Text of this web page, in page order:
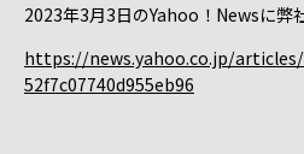
2023年3月3日のYahoo！Newsに弊
https://news.yahoo.co.jp/articles/
52f7c07740d955eb96